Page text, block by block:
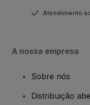
Atendimento
A nossa empresa
Sobre nós
Distribuição